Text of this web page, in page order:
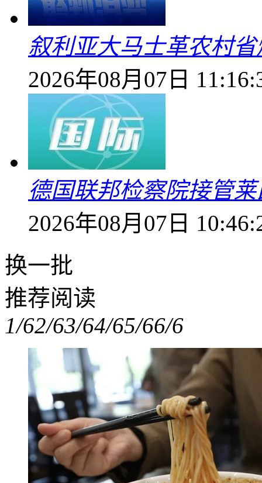
叙利亚大马士革农村
2026年08月07日
德国联邦检察院接管
2026年08月07日
换一批
推荐阅读
1/62/63/64/65/66/6